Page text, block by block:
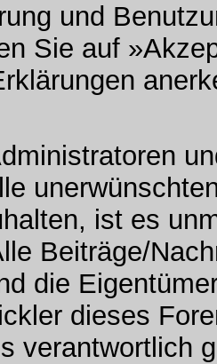
und
Sie auf
ist es
Beiträge/
die
dieses
verantwortlich